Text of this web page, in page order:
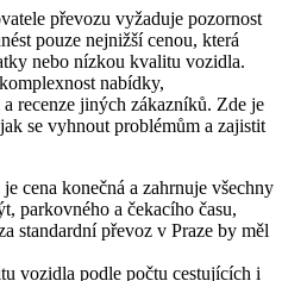
převozu vyžaduje pozornost
pouze nejnižší cenou, která
nebo nízkou kvalitu vozidla.
nabídky,
recenze jiných zákazníků. Zde je
se vyhnout problémům a zajistit
cena konečná a zahrnuje všechny
parkovného a čekacího času,
standardní převoz v Praze by měl
vozidla podle počtu cestujících i